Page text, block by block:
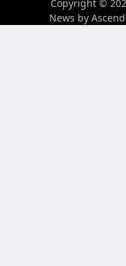
Copyright ©
News by